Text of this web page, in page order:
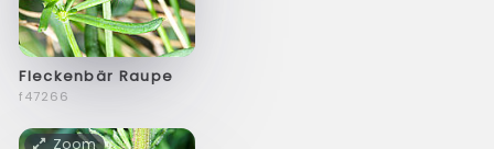
Fleckenbär Raupe
f47266
Zoom